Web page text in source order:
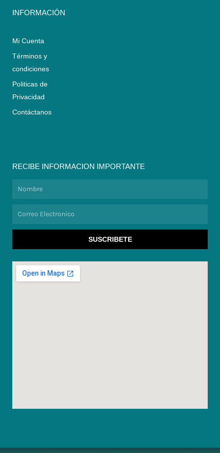
INFORMACIÓN
Mi Cuenta
Términos y
condiciones
Politicas de
Privacidad
Contáctanos
RECIBE INFORMACION IMPORTANTE
SUSCRIBETE